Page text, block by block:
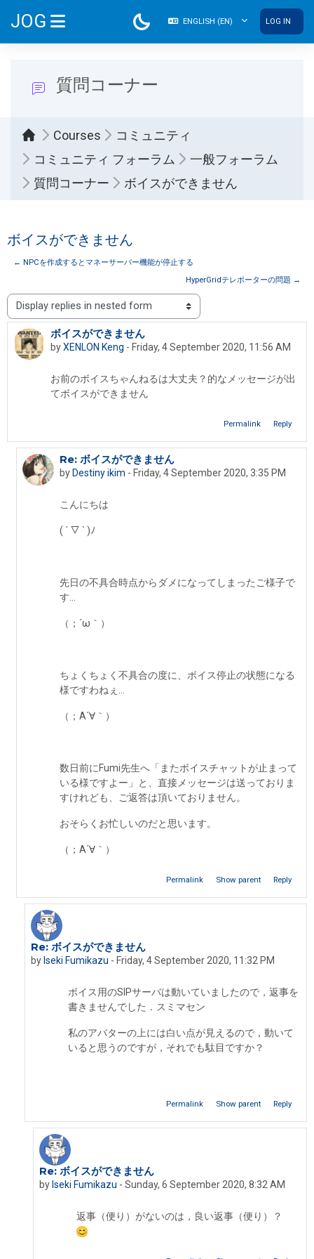
JOG ENGLISH ‎(EN)‎ LOG IN
質問コーナー
Courses
コミュニティ
コミュニティ フォーラム
一般フォーラム
質問コーナー
ボイスができません
ボイスができません
← NPCを作成するとマネーサーバー機能が停止する
HyperGridテレポーターの問題 →
Display mode
ボイスができません
byXENLON Keng - Friday, 4 September 2020, 11:56 AM
Number of replies: 6
お前のボイスちゃんねるは大丈夫？的なメッセージが出
てボイスができません
Permalink Reply
In reply to XENLON Keng
Re: ボイスができません
by Destiny ikim - Friday, 4 September 2020, 3:35 PM
こんにちは
( ´ ▽ ` )ﾉ
先日の不具合時点からダメになってしまったご様子で
す…
（；´ω｀）
ちょくちょく不具合の度に、ボイス停止の状態になる
様ですわねぇ…
（；A´∀｀）
数日前にFumi先生へ「またボイスチャットが止まって
いる様ですよー」と、直接メッセージは送っておりま
すけれども、ご返答は頂いておりません。
おそらくお忙しいのだと思います。
（；A´∀｀）
Permalink Show parent Reply
In reply to Destiny ikim
Re: ボイスができません
by Iseki Fumikazu - Friday, 4 September 2020, 11:32 PM
ボイス用のSIPサーバは動いていましたので，返事を
書きませんでした．スミマセン
私のアバターの上には白い点が見えるので，動いて
いると思うのですが，それでも駄目ですか？
Permalink Show parent Reply
In reply to Iseki Fumikazu
Re: ボイスができません
by Iseki Fumikazu -Sunday, 6 September 2020, 8:32 AM
返事（便り）がないのは，良い返事（便り）？